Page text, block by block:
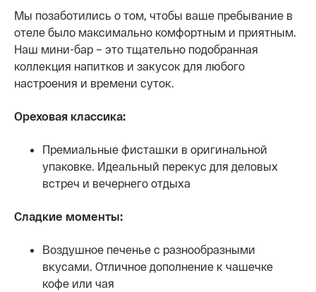
Мы позаботились о том, чтобы ваше пребывание в
отеле было максимально комфортным и приятным.
Наш мини-бар – это тщательно подобранная
коллекция напитков и закусок для любого
настроения и времени суток.
Ореховая классика:
Премиальные фисташки в оригинальной
упаковке. Идеальный перекус для деловых
встреч и вечернего отдыха
Сладкие моменты:
Воздушное печенье с разнообразными
вкусами. Отличное дополнение к чашечке
кофе или чая